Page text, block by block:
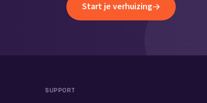
Start je verhuizing
SUPPORT